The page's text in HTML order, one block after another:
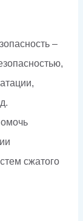
–
сжатого